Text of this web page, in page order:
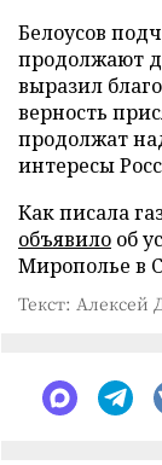
Белоусов
продолжают
выразил
верность
продолжат
интересы
Как писала
объявило об
Мирополье в
Текст: Алексей